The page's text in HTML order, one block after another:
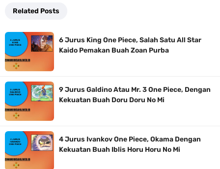
Related Posts
6 Jurus King One Piece, Salah Satu All Star
Kaido Pemakan Buah Zoan Purba
9 Jurus Galdino Atau Mr. 3 One Piece, Dengan
Kekuatan Buah Doru Doru No Mi
4 Jurus Ivankov One Piece, Okama Dengan
Kekuatan Buah Iblis Horu Horu No Mi